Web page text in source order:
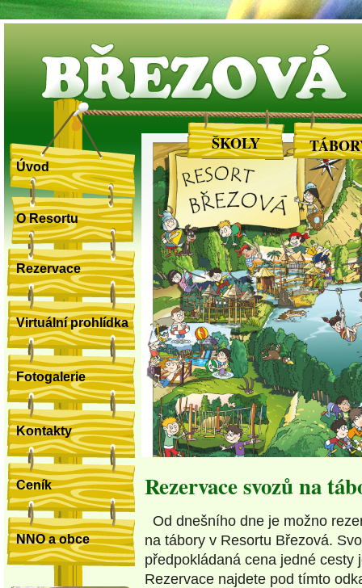
BŘEZOVÁ
Rezervace svozů na
Od dnešního dne je možno
na tábory v Resortu Březová.
předpokládaná cena jedné
Rezervace najdete pod tímto
Úvod
O Resortu
Rezervace
Virtuální prohlídka
Fotogalerie
Kontakty
Ceník
NNO a obce
ŠKOLY